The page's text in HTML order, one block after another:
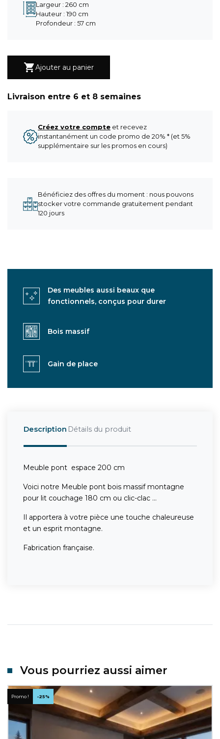
Largeur : 260 cm
Hauteur : 190 cm
Profondeur : 57 cm
Ajouter au panier
Livraison entre 6 et 8 semaines
Créez votre compte et recevez
instantanément un code promo de 20% * (et 5%
supplémentaire sur les promos en cours)
Bénéficiez des offres du moment : nous pouvons
stocker votre commande gratuitement pendant
120 jours
Des meubles aussi beaux que
fonctionnels, conçus pour durer
Bois massif
Gain de place
Description Détails du produit
Meuble pont espace 200 cm
Voici notre Meuble pont bois massif montagne
pour lit couchage 180 cm ou clic-clac ...
Il apportera à votre pièce une touche chaleureuse
et un esprit montagne.
Fabrication française.
Vous pourriez aussi aimer
Promo ! -25%